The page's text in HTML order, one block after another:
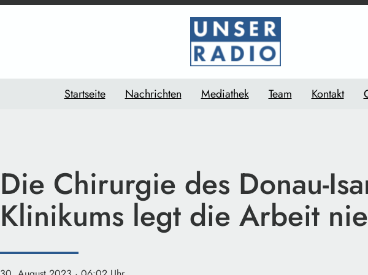
Startseite Nachrichten Mediathek Team Kontakt
Die Chirurgie des Donau-
Klinikums legt die Arbeit